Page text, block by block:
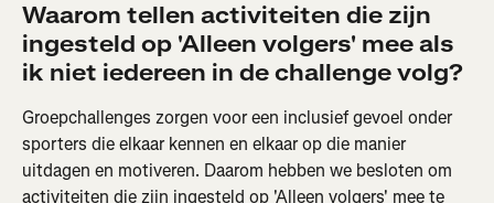
Waarom tellen activiteiten die zijn
ingesteld op 'Alleen volgers' mee als
ik niet iedereen in de challenge volg?
Groepchallenges zorgen voor een inclusief gevoel onder
sporters die elkaar kennen en elkaar op die manier
uitdagen en motiveren. Daarom hebben we besloten om
activiteiten die zijn ingesteld op 'Alleen volgers' mee te